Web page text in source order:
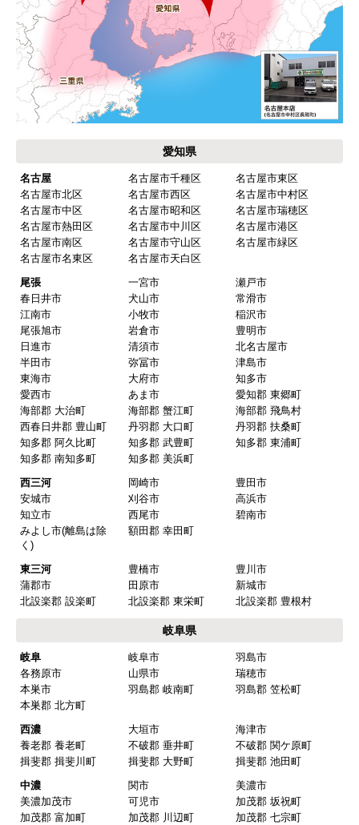
愛知県
名古屋 名古屋市千種区
名古屋市東区
名古屋市北区
名古屋市西区
名古屋市中村区
名古屋市中区
名古屋市昭和区
名古屋市瑞穂区
名古屋市熱田区
名古屋市中川区
名古屋市港区
名古屋市南区
名古屋市守山区
名古屋市緑区
名古屋市名東区
名古屋市天白区
尾張
一宮市
瀬戸市
春日井市
犬山市
常滑市
江南市
小牧市
稲沢市
尾張旭市
岩倉市
豊明市
日進市
清須市
北名古屋市
半田市
弥冨市
津島市
東海市
大府市
知多市
愛西市
あま市
愛知郡 東郷町
海部郡 大治町
海部郡 蟹江町
海部郡 飛鳥村
西春日井郡 豊山町
丹羽郡 大口町
丹羽郡 扶桑町
知多郡 阿久比町
知多郡 武豊町
知多郡 東浦町
知多郡 南知多町
知多郡 美浜町
西三河
岡崎市
豊田市
安城市
刈谷市
高浜市
知立市
西尾市
碧南市
みよし市(離島は除
く)
額田郡 幸田町
東三河 豊橋市
豊川市
蒲郡市
田原市
新城市
北設楽郡 設楽町
北設楽郡 東栄町 北設楽郡 豊根村
岐阜県
岐阜 岐阜市
羽島市
各務原市
山県市
瑞穂市
本巣市
羽島郡 岐南町
羽島郡 笠松町
本巣郡 北方町
西濃
大垣市
海津市
養老郡 養老町
不破郡 垂井町
不破郡 関ケ原町
揖斐郡 揖斐川町
揖斐郡 大野町
揖斐郡 池田町
中濃
関市
美濃市
美濃加茂市
可児市
加茂郡 坂祝町
加茂郡 富加町
加茂郡 川辺町
加茂郡 七宗町